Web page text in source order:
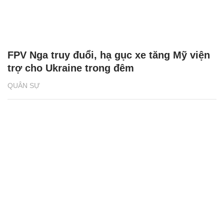
QUÂN SỰ
FPV Nga truy đuổi, hạ gục xe tăng Mỹ viện
trợ cho Ukraine trong đêm